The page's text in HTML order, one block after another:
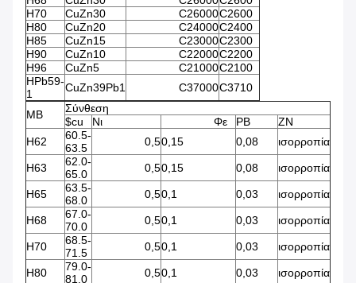
H70
CuZn30 C26000C2600
H80
CuZn20 C24000C2400
H85
CuZn15 C23000C2300
H90
CuZn10 C22000C2200
H96
CuZn5 C21000C2100
HPb59-
1
CuZn39Pb1 C37000C3710
ΜΒ
Σύνθεση
$cu
Νι Φε PB
ZN
H62
60.5-
63.5
0,50,15 0,08 ισορροπία
H63
62.0-
65.0
0,50,15 0,08 ισορροπία
H65
63.5-
68.0
0,50,1 0,03 ισορροπία
H68
67.0-
70.0
0,50,1 0,03 ισορροπία
H70
68.5-
71.5
0,50,1 0,03 ισορροπία
H80
79.0-
81.0
0,50,1 0,03 ισορροπία